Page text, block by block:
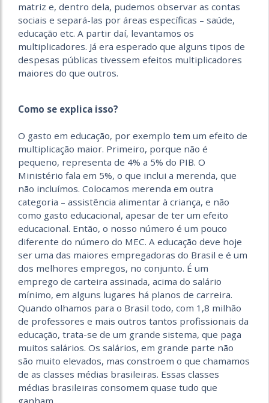
matriz e, dentro dela, pudemos observar as contas
sociais e separá-las por áreas específicas – saúde,
educação etc. A partir daí, levantamos os
multiplicadores. Já era esperado que alguns tipos de
despesas públicas tivessem efeitos multiplicadores
maiores do que outros.
Como se explica isso?
O gasto em educação, por exemplo tem um efeito de
multiplicação maior. Primeiro, porque não é
pequeno, representa de 4% a 5% do PIB. O
Ministério fala em 5%, o que inclui a merenda, que
não incluímos. Colocamos merenda em outra
categoria – assistência alimentar à criança, e não
como gasto educacional, apesar de ter um efeito
educacional. Então, o nosso número é um pouco
diferente do número do MEC. A educação deve hoje
ser uma das maiores empregadoras do Brasil e é um
dos melhores empregos, no conjunto. É um
emprego de carteira assinada, acima do salário
mínimo, em alguns lugares há planos de carreira.
Quando olhamos para o Brasil todo, com 1,8 milhão
de professores e mais outros tantos profissionais da
educação, trata-se de um grande sistema, que paga
muitos salários. Os salários, em grande parte não
são muito elevados, mas constroem o que chamamos
de as classes médias brasileiras. Essas classes
médias brasileiras consomem quase tudo que
ganham.